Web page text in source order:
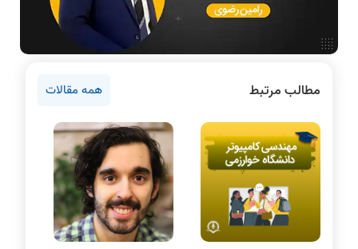
دروس مهندسی کامپیوتر
پایتون
سی شارپ
علم داده
مقاله نویسی
بلاکچین
مطالب مرتبط همه مقالات